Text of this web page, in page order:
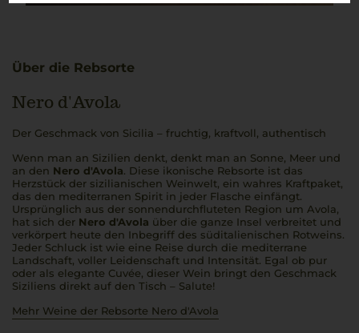
Über die Rebsorte
Nero d'Avola
Der Geschmack von Sicilia – fruchtig, kraftvoll, authentisch
Wenn man an Sizilien denkt, denkt man an Sonne, Meer und
an den Nero d'Avola. Diese ikonische Rebsorte ist das
Herzstück der sizilianischen Weinwelt, ein wahres Kraftpaket,
das den mediterranen Spirit in jeder Flasche einfängt.
Ursprünglich aus der sonnendurchfluteten Region um Avola,
hat sich der Nero d'Avola über die ganze Insel verbreitet und
verkörpert heute den Inbegriff des süditalienischen Rotweins.
Jeder Schluck ist wie eine Reise durch die mediterrane
Landschaft, voller Leidenschaft und Intensität. Egal ob pur
oder als elegante Cuvée, dieser Wein bringt den Geschmack
Siziliens direkt auf den Tisch – Salute!
Mehr Weine der Rebsorte Nero d'Avola